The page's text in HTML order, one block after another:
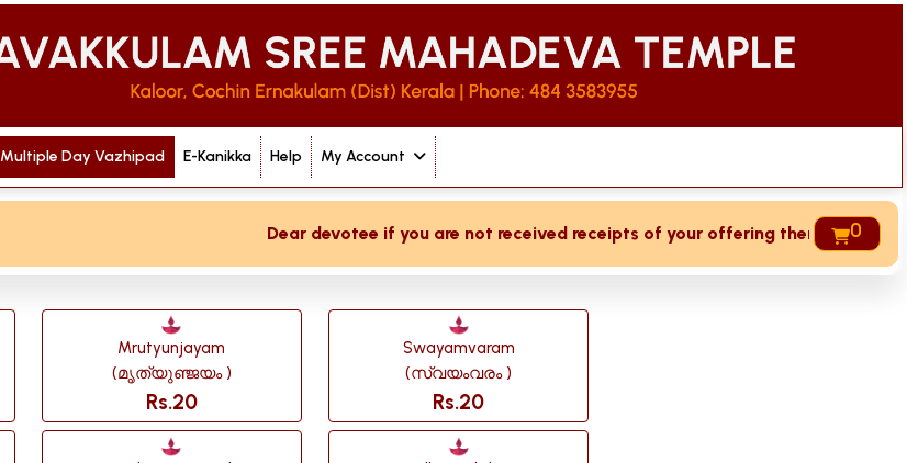
Multiple Day Vazhipad E-Kanikka Help My Account
Dear devotee if you are not received receipts of your offering then login to site then
0
Mrutyunjayam
(മൃത്യുഞ്ജയം )
Rs.20
Swayamvaram
(സ്വയംവരം )
Rs.20